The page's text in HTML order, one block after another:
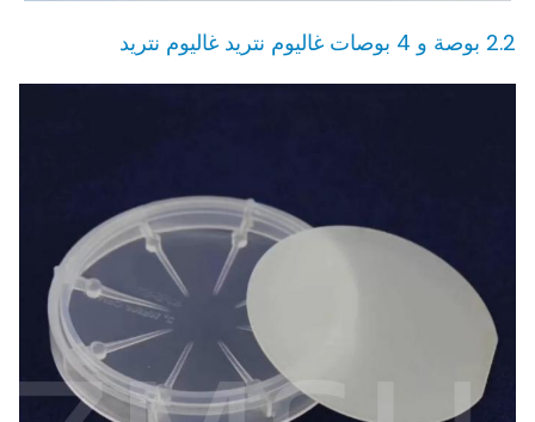
2.2 بوصة و 4 بوصات غاليوم نتريد غاليوم نتريد